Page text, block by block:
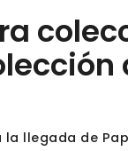
la llegada de